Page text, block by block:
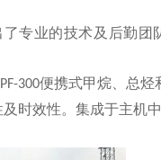
专业的技术及后勤团
PF-300便携式甲烷、总烃
时效性。集成于主机